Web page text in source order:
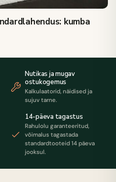
kumba
Nutikas ja mugav
ostukogemus
Kalkulaatorid, näidised ja
sujuv tarne.
14-päeva tagastus
Rahulolu garanteeritud,
võimalus tagastada
standardtooteid 14 päeva
jooksul.